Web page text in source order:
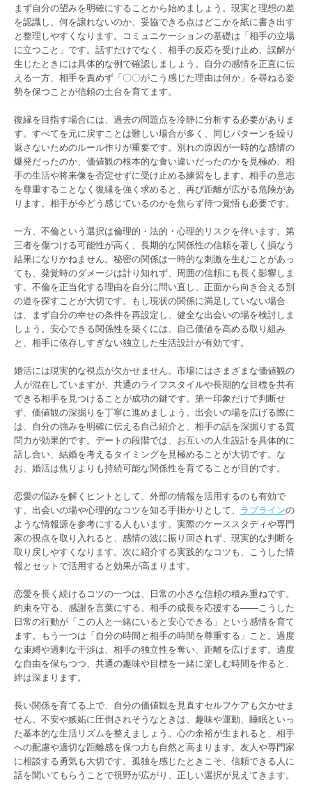
まず自分の望みを明確にすることから始めましょう。現実と理想の差
を認識し、何を譲れないのか、妥協できる点はどこかを紙に書き出す
と整理しやすくなります。コミュニケーションの基礎は「相手の立場
に立つこと」です。話すだけでなく、相手の反応を受け止め、誤解が
生じたときには具体的な例で確認しましょう。自分の感情を正直に伝
える一方、相手を責めず「〇〇がこう感じた理由は何か」を尋ねる姿
勢を保つことが信頼の土台を育てます。
復縁を目指す場合には、過去の問題点を冷静に分析する必要がありま
す。すべてを元に戻すことは難しい場合が多く、同じパターンを繰り
返さないためのルール作りが重要です。別れの原因が一時的な感情の
爆発だったのか、価値観の根本的な食い違いだったのかを見極め、相
手の生活や将来像を否定せずに受け止める練習をします。相手の意志
を尊重することなく復縁を強く求めると、再び距離が広がる危険があ
ります。相手が今どう感じているのかを焦らず待つ覚悟も必要です。
一方、不倫という選択は倫理的・法的・心理的リスクを伴います。第
三者を傷つける可能性が高く、長期的な関係性の信頼を著しく損なう
結果になりかねません。秘密の関係は一時的な刺激を生むことがあっ
ても、発覚時のダメージは計り知れず、周囲の信頼にも長く影響しま
す。不倫を正当化する理由を自分に問い直し、正面から向き合える別
の道を探すことが大切です。もし現状の関係に満足していない場合
は、まず自分の幸せの条件を再設定し、健全な出会いの場を検討しま
しょう。安心できる関係性を築くには、自己価値を高める取り組み
と、相手に依存しすぎない独立した生活設計が有効です。
婚活には現実的な視点が欠かせません。市場にはさまざまな価値観の
人が混在していますが、共通のライフスタイルや長期的な目標を共有
できる相手を見つけることが成功の鍵です。第一印象だけで判断せ
ず、価値観の深掘りを丁寧に進めましょう。出会いの場を広げる際に
は、自分の強みを明確に伝える自己紹介と、相手の話を深掘りする質
問力が効果的です。デートの段階では、お互いの人生設計を具体的に
話し合い、結婚を考えるタイミングを見極めることが大切です。な
お、婚活は焦りよりも持続可能な関係性を育てることが目的です。
恋愛の悩みを解くヒントとして、外部の情報を活用するのも有効で
す。出会いの場や心理的なコツを知る手掛かりとして、 ラブラインの
ような情報源を参考にする人もいます。実際のケーススタディや専門
家の視点を取り入れると、感情の波に振り回されず、現実的な判断を
取り戻しやすくなります。次に紹介する実践的なコツも、こうした情
報とセットで活用すると効果が高まります。
恋愛を長く続けるコツの一つは、日常の小さな信頼の積み重ねです。
約束を守る、感謝を言葉にする、相手の成長を応援する――こうした
日常の行動が「この人と一緒にいると安心できる」という感情を育て
ます。もう一つは「自分の時間と相手の時間を尊重する」こと。過度
な束縛や過剰な干渉は、相手の独立性を奪い、距離を広げます。適度
な自由を保ちつつ、共通の趣味や目標を一緒に楽しむ時間を作ると、
絆は深まります。
長い関係を育てる上で、自分の価値観を見直すセルフケアも欠かせま
せん。不安や嫉妬に圧倒されそうなときは、趣味や運動、睡眠といっ
た基本的な生活リズムを整えましょう。心の余裕が生まれると、相手
への配慮や適切な距離感を保つ力も自然と高まります。友人や専門家
に相談する勇気も大切です。孤独を感じたときこそ、信頼できる人に
話を聞いてもらうことで視野が広がり、正しい選択が見えてきます。